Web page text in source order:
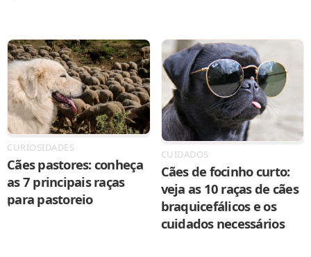
CURIOSIDADES
Cães pastores: conheça
as 7 principais raças
para pastoreio
CUIDADOS
Cães de focinho curto:
veja as 10 raças de cães
braquicefálicos e os
cuidados necessários